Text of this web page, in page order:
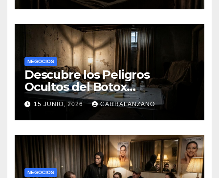
NEGOCIOS
Descubre los Peligros
Ocultos del Botox
Clandestino
15 JUNIO, 2026 CARRALANZANO
NEGOCIOS